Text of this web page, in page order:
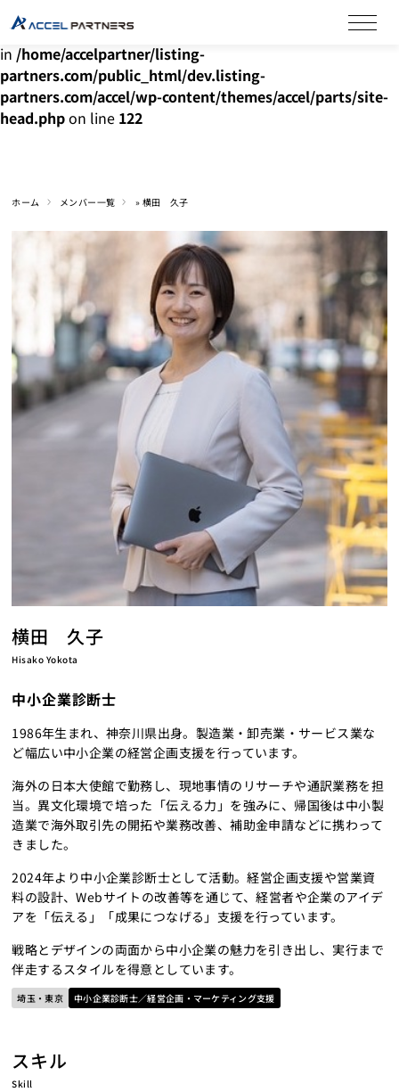
Warning: Undefined array key "HTTP_ACCEPT_LANGUAGE"
in /home/accelpartner/listing-
partners.com/public_html/dev.listing-
partners.com/accel/wp-content/themes/accel/parts/site-
head.phpon line 122
ホーム メンバー一覧 » 横田 久子
横田 久子
Hisako Yokota
中小企業診断士
1986年生まれ、神奈川県出身。製造業・卸売業・サービス業な
ど幅広い中小企業の経営企画支援を行っています。
海外の日本大使館で勤務し、現地事情のリサーチや通訳業務を担
当。異文化環境で培った「伝える力」を強みに、帰国後は中小製
造業で海外取引先の開拓や業務改善、補助金申請などに携わって
きました。
2024年より中小企業診断士として活動。経営企画支援や営業資
料の設計、Webサイトの改善等を通じて、経営者や企業のアイデ
アを「伝える」「成果につなげる」支援を行っています。
戦略とデザインの両面から中小企業の魅力を引き出し、実行まで
伴走するスタイルを得意としています。
埼玉・東京 中小企業診断士／経営企画・マーケティング支援
スキル
Skill